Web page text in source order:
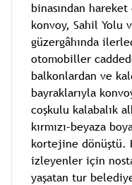
binasından hareket
konvoy, Sahil Yolu
güzergâhında
otomobiller
balkonlardan ve
bayraklarıyla
coşkulu kalabalık
kırmızı–beyaza
kortejine dönüştü.
izleyenler için
yaşatan tur